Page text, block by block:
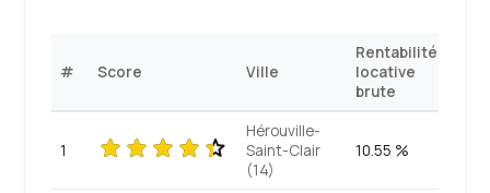
# Score Ville
Rentabilité
locative
brute
1
Hérouville-
Saint-Clair
(14)
10.55 %